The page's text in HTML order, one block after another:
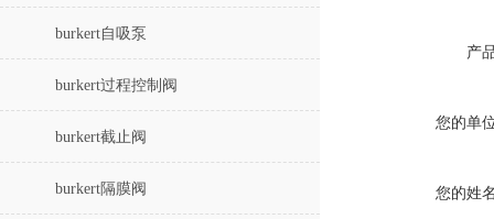
burkert自吸泵
burkert过程控制阀
burkert截止阀
burkert隔膜阀
产
您的单
您的姓